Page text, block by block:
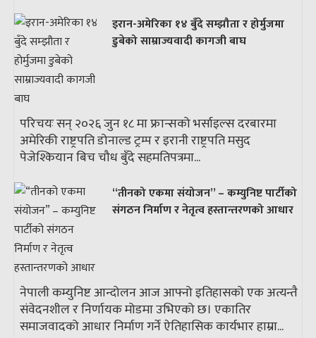
इरान-अमेरिका १४ बुँदे सम्झौता र होर्मुजमा
डुबेको साम्राज्यवादी कागजी बाघ
परिचयः सन् २०२६ जुन १८ मा फ्रान्सको भर्साइल्स दरबारमा
अमेरिकी राष्ट्रपति डोनाल्ड ट्रम्प र इरानी राष्ट्रपति मसुद
पेजेश्कियान बिच चौध बुँदे सहमतिपत्रमा...
“तीनको एकमा संयोजन” – कम्युनिष्ट पार्टीको
संगठन निर्माण र नेतृत्व हस्तान्तरणको आधार
नेपाली कम्युनिष्ट आन्दोलन आज आफ्नो इतिहासको एक अत्यन्तै
संवेदनशील र निर्णायक मोडमा उभिएको छ। एकातिर
समाजवादको आधार निर्माण गर्ने ऐतिहासिक कार्यभार हाम्रा...